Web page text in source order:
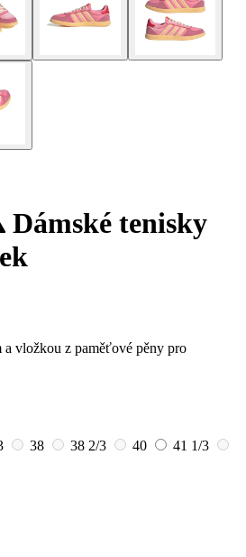
Dámské tenisky
a vložkou z paměťové pěny pro
38 38 2/3 40
41 1/3